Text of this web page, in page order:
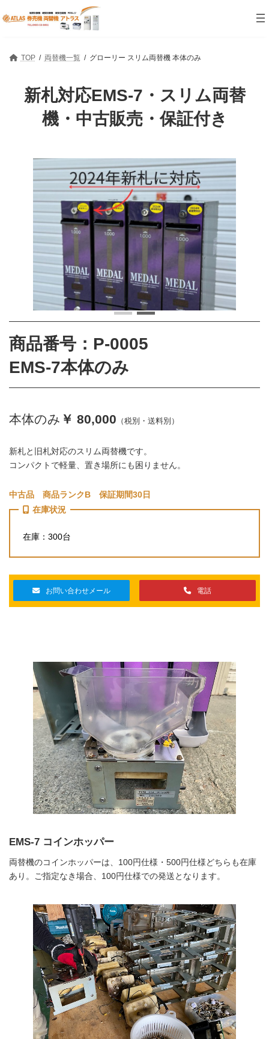
ン
テ
ビ
ゲ
TOP 両替機一覧 グローリー スリム両替機 本体のみ
新札対応EMS-7・スリム両替
機・中古販売・保証付き
商品番号：P-0005
EMS-7本体のみ
本体のみ ￥ 80,000 （税別・送料別）
新札と旧札対応のスリム両替機です。
コンパクトで軽量、置き場所にも困りません。
中古品 商品ランクB 保証期間30日
在庫状況
在庫：300台
お問い合わせメール 電話
EMS-7 コインホッパー
両替機のコインホッパーは、100円仕様・500円仕様どちらも在庫
あり。ご指定なき場合、100円仕様での発送となります。